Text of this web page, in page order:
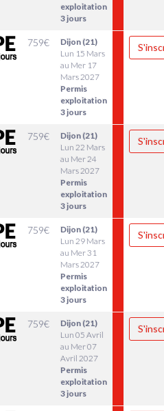
exploitation
3 jours
759€
Dijon (21)
Lun 15 Mars
au Mer 17
Mars 2027
Permis
exploitation
3 jours
759€
Dijon (21)
Lun 22 Mars
au Mer 24
Mars 2027
Permis
exploitation
3 jours
759€
Dijon (21)
Lun 29 Mars
au Mer 31
Mars 2027
Permis
exploitation
3 jours
759€
Dijon (21)
Lun 05 Avril
au Mer 07
Avril 2027
Permis
exploitation
3 jours